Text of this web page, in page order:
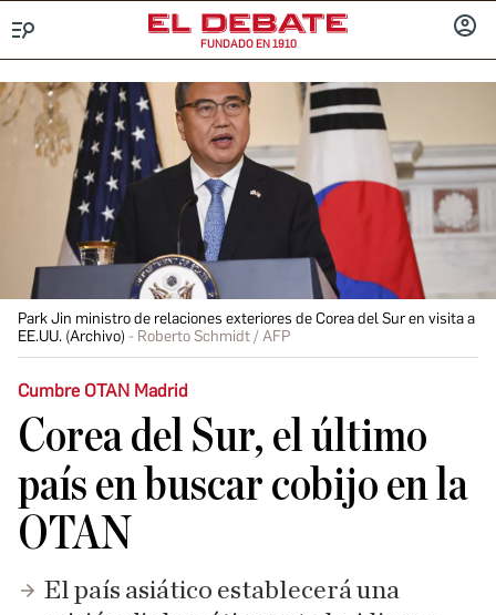
FUNDADO EN 1910
Park Jin ministro de relaciones exteriores de Corea del Sur en visita a
EE.UU. (Archivo)
Roberto Schmidt / AFP
Cumbre OTAN Madrid
Corea del Sur, el último
país en buscar cobijo en la
OTAN
El país asiático establecerá una